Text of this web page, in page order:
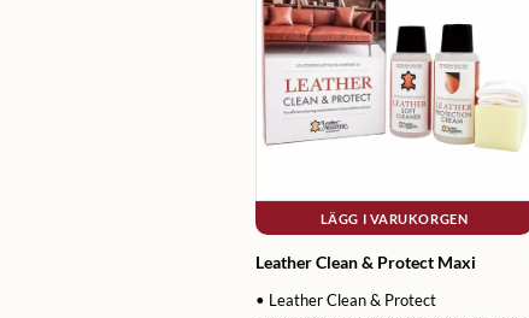
LÄGG I VARUKORGEN
Leather Clean & Protect Maxi
• Leather Clean & Protect